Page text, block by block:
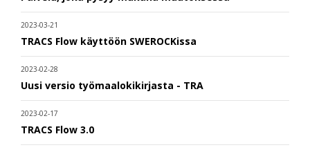
2023-03-21
TRACS Flow käyttöön SWEROCKissa
2023-02-28
Uusi versio työmaalokikirjasta - TRA
2023-02-17
TRACS Flow 3.0